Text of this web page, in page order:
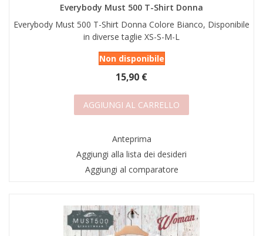
Everybody Must 500 T-Shirt Donna
Everybody Must 500 T-Shirt Donna Colore Bianco, Disponibile
in diverse taglie XS-S-M-L
Non disponibile
15,90 €
AGGIUNGI AL CARRELLO
Anteprima
Aggiungi alla lista dei desideri
Aggiungi al comparatore